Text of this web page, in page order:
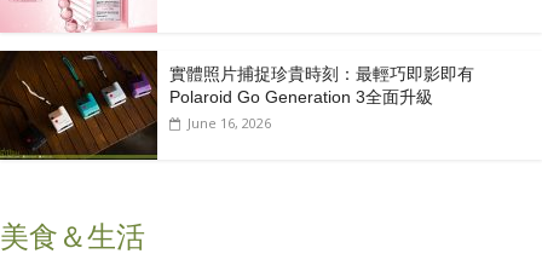
實體照片捕捉珍貴時刻：最輕巧即影即有
Polaroid Go Generation 3全面升級
June 16, 2026
美食＆生活